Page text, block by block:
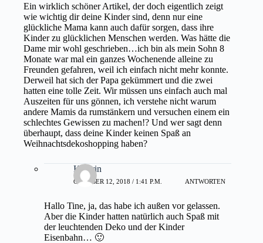
Ein wirklich schöner Artikel, der doch eigentlich zeigt
wie wichtig dir deine Kinder sind, denn nur eine
glückliche Mama kann auch dafür sorgen, dass ihre
Kinder zu glücklichen Menschen werden. Was hätte die
Dame mir wohl geschrieben…ich bin als mein Sohn 8
Monate war mal ein ganzes Wochenende alleine zu
Freunden gefahren, weil ich einfach nicht mehr konnte.
Derweil hat sich der Papa gekümmert und die zwei
hatten eine tolle Zeit. Wir müssen uns einfach auch mal
Auszeiten für uns gönnen, ich verstehe nicht warum
andere Mamis da rumstänkern und versuchen einem ein
schlechtes Gewissen zu machen!? Und wer sagt denn
überhaupt, dass deine Kinder keinen Spaß an
Weihnachtsdekoshopping haben?
Kathrin
OKTOBER 12, 2018 / 1:41 P.M. ANTWORTEN
Hallo Tine, ja, das habe ich außen vor gelassen.
Aber die Kinder hatten natürlich auch Spaß mit
der leuchtenden Deko und der Kinder
Eisenbahn… 🙂